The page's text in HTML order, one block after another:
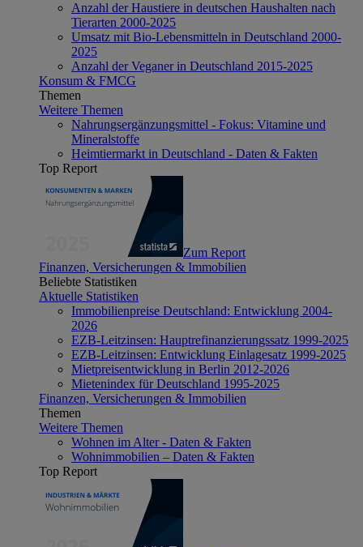
Anzahl der Haustiere in deutschen Haushalten nach
Tierarten 2000-2025
Umsatz mit Bio-Lebensmitteln in Deutschland 2000-
2025
Anzahl der Veganer in Deutschland 2015-2025
Konsum & FMCG
Themen
Weitere Themen
Nahrungsergänzungsmittel - Fokus: Vitamine und
Mineralstoffe
Heimtiermarkt in Deutschland - Daten & Fakten
Top Report
Zum Report
Finanzen, Versicherungen & Immobilien
Beliebte Statistiken
Aktuelle Statistiken
Immobilienpreise Deutschland: Entwicklung 2004-
2026
EZB-Leitzinsen: Hauptrefinanzierungssatz 1999-2025
EZB-Leitzinsen: Entwicklung Einlagesatz 1999-2025
Mietpreisentwicklung in Berlin 2012-2026
Mietenindex für Deutschland 1995-2025
Finanzen, Versicherungen & Immobilien
Themen
Weitere Themen
Wohnen im Alter - Daten & Fakten
Wohnimmobilien – Daten & Fakten
Top Report